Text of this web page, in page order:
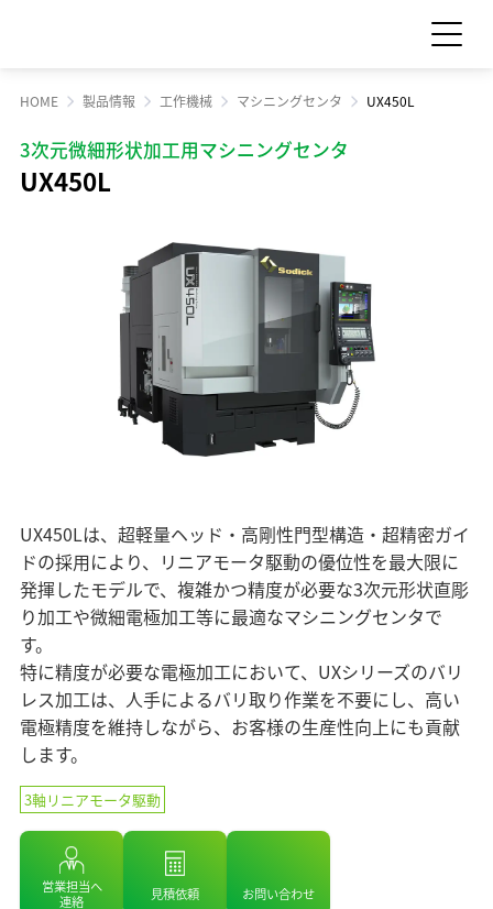
情報メディア
イベント情報
採用情報
Global
製品情報 TOP
工作機械
産業機械
サプライ品
食品機械
モーション
コアテクノロジー
用語集
サポート・サービス情報
サポート・サービス情報 TOP
サポート情報一覧
サービス情報一覧
スクール・講習会
サステナビリティ
サステナビリティ TOP
トップメッセージ
サステナビリティへの取り組み
ステークホルダーエンゲージメント
SDGsへの取り組み
社外イニシアチブとの連携
社会への取り組み
ガバナンス
業績・財務情報
株式・株主情報
個人投資家の皆様へ
IRライブラリ
よくあるご質問
IRカレンダー
IRニュース
ソディックのPURPOSE、MISSION、
VISION、VALUE
メッセージ
ソディックの創造力
会社概要・地図
営業・サービス拠点
生産拠点
グループネットワーク
ISO認証
HOME 製品情報 工作機械 マシニングセンタ UX450L
3次元微細形状加工用マシニングセンタ
UX450L
UX450Lは、超軽量ヘッド・高剛性門型構造・超精密ガイ
ドの採用により、リニアモータ駆動の優位性を最大限に
発揮したモデルで、複雑かつ精度が必要な3次元形状直彫
り加工や微細電極加工等に最適なマシニングセンタで
す。
特に精度が必要な電極加工において、UXシリーズのバリ
レス加工は、人手によるバリ取り作業を不要にし、高い
電極精度を維持しながら、お客様の生産性向上にも貢献
します。
3軸リニアモータ駆動
営業担当へ
連絡
見積依頼 お問い合わせ